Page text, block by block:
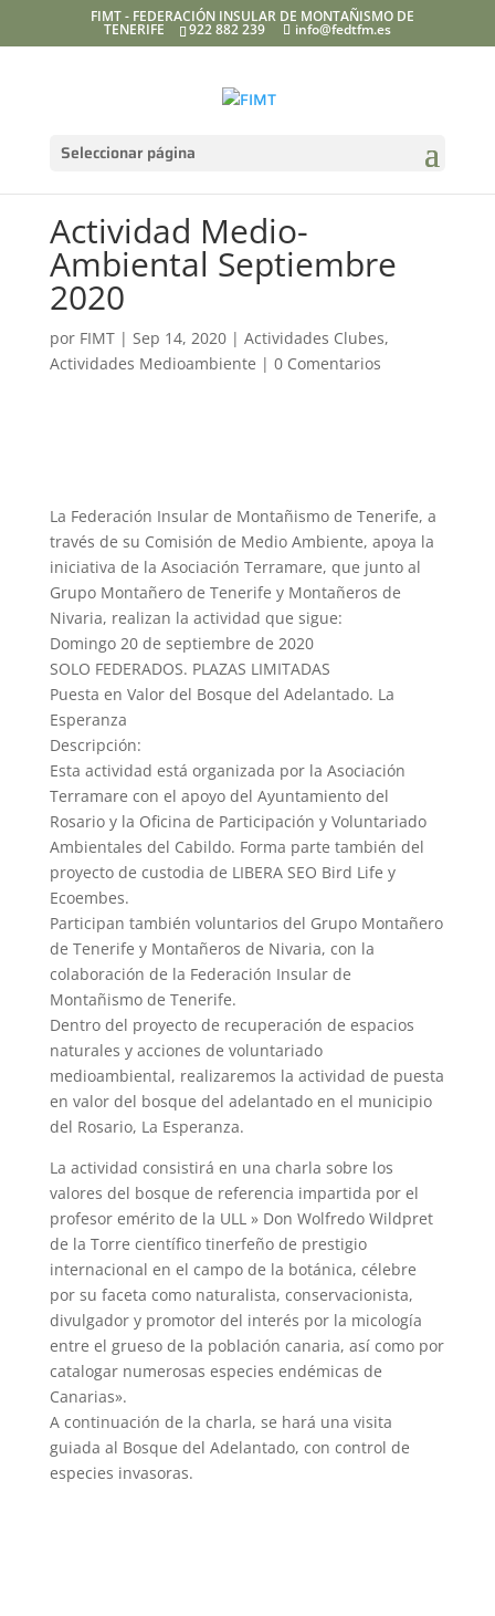
FIMT - FEDERACIÓN INSULAR DE MONTAÑISMO DE
TENERIFE 922 882 239 info@fedtfm.es
Seleccionar página
Actividad Medio-
Ambiental Septiembre
2020
por FIMT| Sep 14, 2020| Actividades Clubes,
Actividades Medioambiente | 0 Comentarios
La Federación Insular de Montañismo de Tenerife, a
través de su Comisión de Medio Ambiente, apoya la
iniciativa de la Asociación Terramare, que junto al
Grupo Montañero de Tenerife y Montañeros de
Nivaria, realizan la actividad que sigue:
Domingo 20 de septiembre de 2020
SOLO FEDERADOS. PLAZAS LIMITADAS
Puesta en Valor del Bosque del Adelantado. La
Esperanza
Descripción:
Esta actividad está organizada por la Asociación
Terramare con el apoyo del Ayuntamiento del
Rosario y la Oficina de Participación y Voluntariado
Ambientales del Cabildo. Forma parte también del
proyecto de custodia de LIBERA SEO Bird Life y
Ecoembes.
Participan también voluntarios del Grupo Montañero
de Tenerife y Montañeros de Nivaria, con la
colaboración de la Federación Insular de
Montañismo de Tenerife.
Dentro del proyecto de recuperación de espacios
naturales y acciones de voluntariado
medioambiental, realizaremos la actividad de puesta
en valor del bosque del adelantado en el municipio
del Rosario, La Esperanza.
La actividad consistirá en una charla sobre los
valores del bosque de referencia impartida por el
profesor emérito de la ULL » Don Wolfredo Wildpret
de la Torre científico tinerfeño de prestigio
internacional en el campo de la botánica, célebre
por su faceta como naturalista, conservacionista,
divulgador y promotor del interés por la micología
entre el grueso de la población canaria, así como por
catalogar numerosas especies endémicas de
Canarias».
A continuación de la charla, se hará una visita
guiada al Bosque del Adelantado, con control de
especies invasoras.